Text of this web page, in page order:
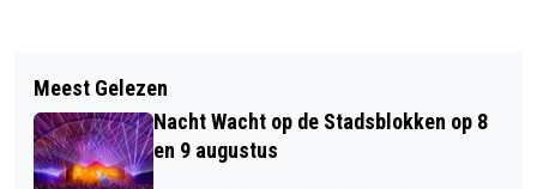
ZONDAG GEEN NEC-SUPPORTERS IN
GELREDOME
BUSVOORDEELABONNEMENT GROOT
SUCCES
Meest Gelezen
Nacht Wacht op de Stadsblokken op 8
en 9 augustus